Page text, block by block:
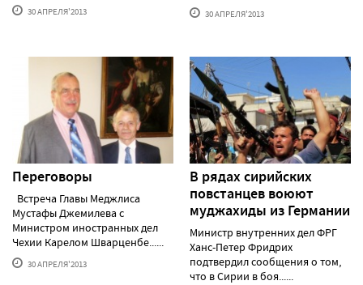
30 АПРЕЛЯ'2013 30 АПРЕЛЯ'2013
Переговоры
Встреча Главы Меджлиса
Мустафы Джемилева с
Министром иностранных дел
Чехии Карелом Шварценбе......
30 АПРЕЛЯ'2013
В рядах сирийских
повстанцев воюют
муджахиды из Германии
Министр внутренних дел ФРГ
Ханс-Петер Фридрих
подтвердил сообщения о том,
что в Сирии в боя......